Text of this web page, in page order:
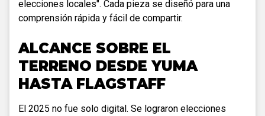
elecciones locales". Cada pieza se diseñó para una
comprensión rápida y fácil de compartir.
ALCANCE SOBRE EL
TERRENO DESDE YUMA
HASTA FLAGSTAFF
El 2025 no fue solo digital. Se lograron elecciones